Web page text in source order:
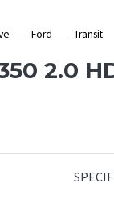
Ford Transit
2.0